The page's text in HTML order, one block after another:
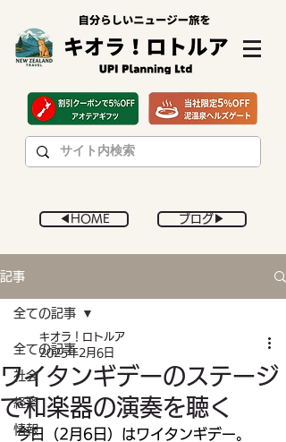
◀︎HOME ブログ▶︎
記事
全ての記事
社会
経済
情報
全ての記事
ワイタンギデーのステージ
で和楽器の演奏を聴く
キオラ！ロトルア
2025年2月6日
今日（2月6日）はワイタンギデー。